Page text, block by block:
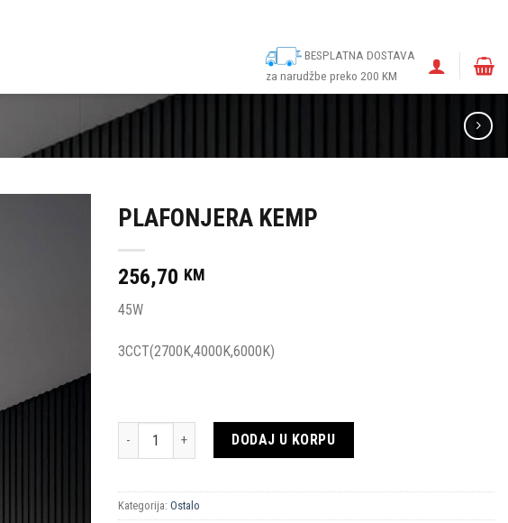
BESPLATNA DOSTAVA
za narudžbe preko 200 KM
PLAFONJERA KEMP
256,70 KM
45W
3CCT(2700K,4000K,6000K)
Količina DODAJ U KORPU
Kategorija: Ostalo